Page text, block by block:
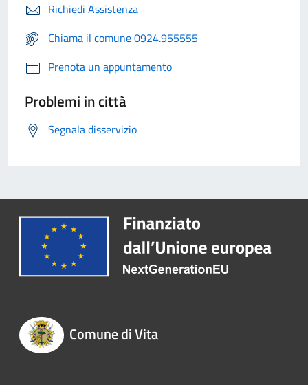
Richiedi Assistenza
Chiama il comune 0924.955555
Prenota un appuntamento
Problemi in città
Segnala disservizio
Comune di Vita